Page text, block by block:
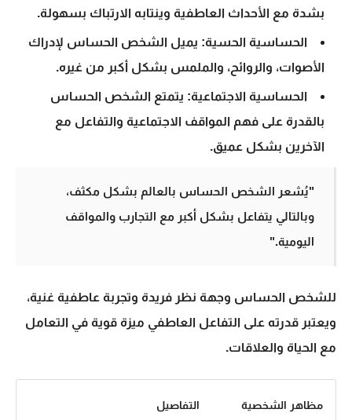
بشدة مع الأحداث العاطفية وينتابه الارتباك بسهولة.
الحساسية الحسية: يميل الشخص الحساس لإدراك
الأصوات، والروائح، والملمس بشكل أكبر من غيره.
الحساسية الاجتماعية: يتمتع الشخص الحساس
بالقدرة على فهم المواقف الاجتماعية والتفاعل مع
الآخرين بشكل عميق.
"يُشعر الشخص الحساس بالعالم بشكل مكثف،
وبالتالي يتفاعل بشكل أكبر مع التجارب والمواقف
اليومية."
للشخص الحساس وجهة نظر فريدة وتجربة عاطفية غنية،
ويعتبر قدرته على التفاعل العاطفي ميزة قوية في التعامل
مع الحياة والعلاقات.
مظاهر الشخصية التفاصيل